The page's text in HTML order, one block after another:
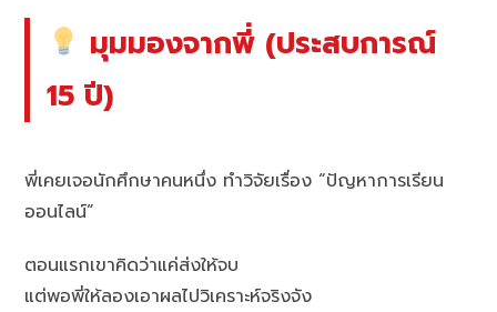
มุมมองจากพี่ (ประสบการณ์
15 ปี)
พี่เคยเจอนักศึกษาคนหนึ่ง ทำวิจัยเรื่อง “ปัญหาการเรียน
ออนไลน์”
ตอนแรกเขาคิดว่าแค่ส่งให้จบ
แต่พอพี่ให้ลองเอาผลไปวิเคราะห์จริงจัง